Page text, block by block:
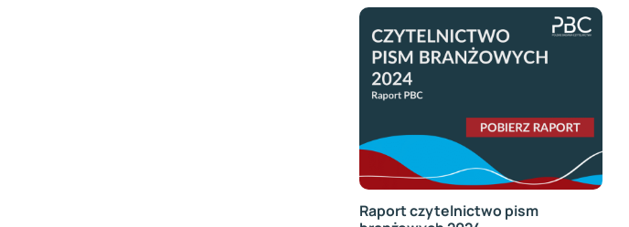
Raport czytelnictwo pism